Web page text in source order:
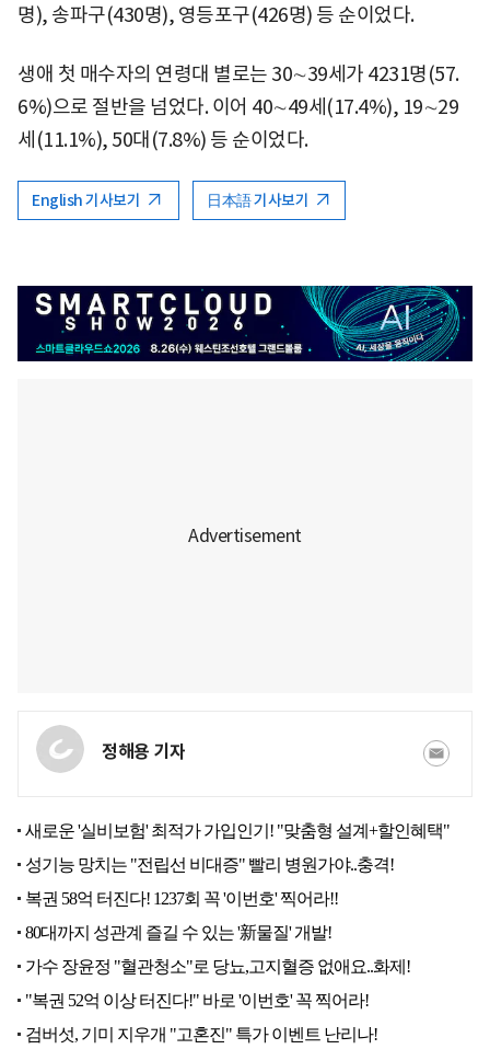
명), 송파구(430명), 영등포구(426명) 등 순이었다.
생애 첫 매수자의 연령대 별로는 30∼39세가 4231명(57.
6%)으로 절반을 넘었다. 이어 40∼49세(17.4%), 19∼29
세(11.1%), 50대(7.8%) 등 순이었다.
English 기사보기 日本語 기사보기
정해용 기자